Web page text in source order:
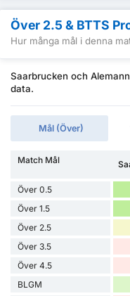
Över 2.5 & BTTS
Hur många mål i denna
Saarbrucken och
data.
Mål (Över)
Match Mål
Över 0.5
Över 1.5
Över 2.5
Över 3.5
Över 4.5
BLGM